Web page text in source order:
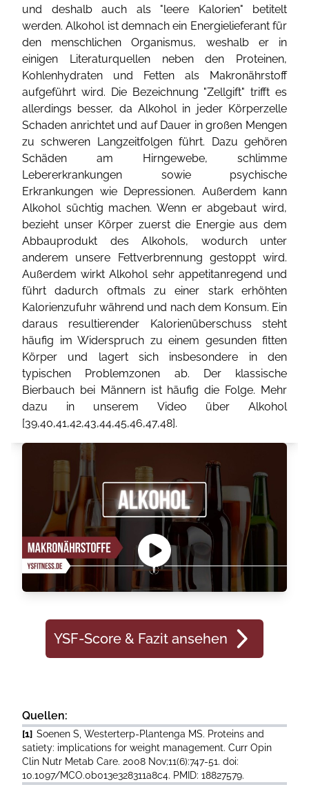
und deshalb auch als "leere Kalorien" betitelt
werden. Alkohol ist demnach ein Energielieferant für
den menschlichen Organismus, weshalb er in
einigen Literaturquellen neben den Proteinen,
Kohlenhydraten und Fetten als Makronährstoff
aufgeführt wird. Die Bezeichnung "Zellgift" trifft es
allerdings besser, da Alkohol in jeder Körperzelle
Schaden anrichtet und auf Dauer in großen Mengen
zu schweren Langzeitfolgen führt. Dazu gehören
Schäden am Hirngewebe, schlimme
Lebererkrankungen sowie psychische
Erkrankungen wie Depressionen. Außerdem kann
Alkohol süchtig machen. Wenn er abgebaut wird,
bezieht unser Körper zuerst die Energie aus dem
Abbauprodukt des Alkohols, wodurch unter
anderem unsere Fettverbrennung gestoppt wird.
Außerdem wirkt Alkohol sehr appetitanregend und
führt dadurch oftmals zu einer stark erhöhten
Kalorienzufuhr während und nach dem Konsum. Ein
daraus resultierender Kalorienüberschuss steht
häufig im Widerspruch zu einem gesunden fitten
Körper und lagert sich insbesondere in den
typischen Problemzonen ab. Der klassische
Bierbauch bei Männern ist häufig die Folge. Mehr
dazu in unserem Video über Alkohol
[39,40,41,42,43,44,45,46,47,48].
YSF-Score & Fazit ansehen
Quellen:
[1] Soenen S, Westerterp-Plantenga MS. Proteins and
satiety: implications for weight management. Curr Opin
Clin Nutr Metab Care. 2008 Nov;11(6):747-51. doi:
10.1097/MCO.0b013e328311a8c4. PMID: 18827579.